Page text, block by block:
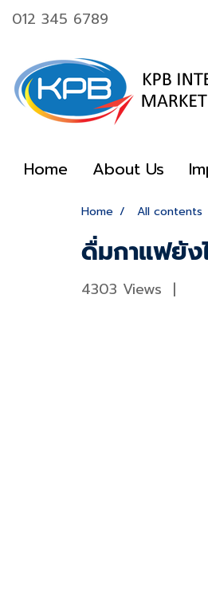
012 345 6789
Home About Us
Home All contents
ดื่มกาแฟยัง
4303 Views |